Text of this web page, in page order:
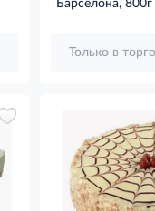
Барселона, 800г
Только в